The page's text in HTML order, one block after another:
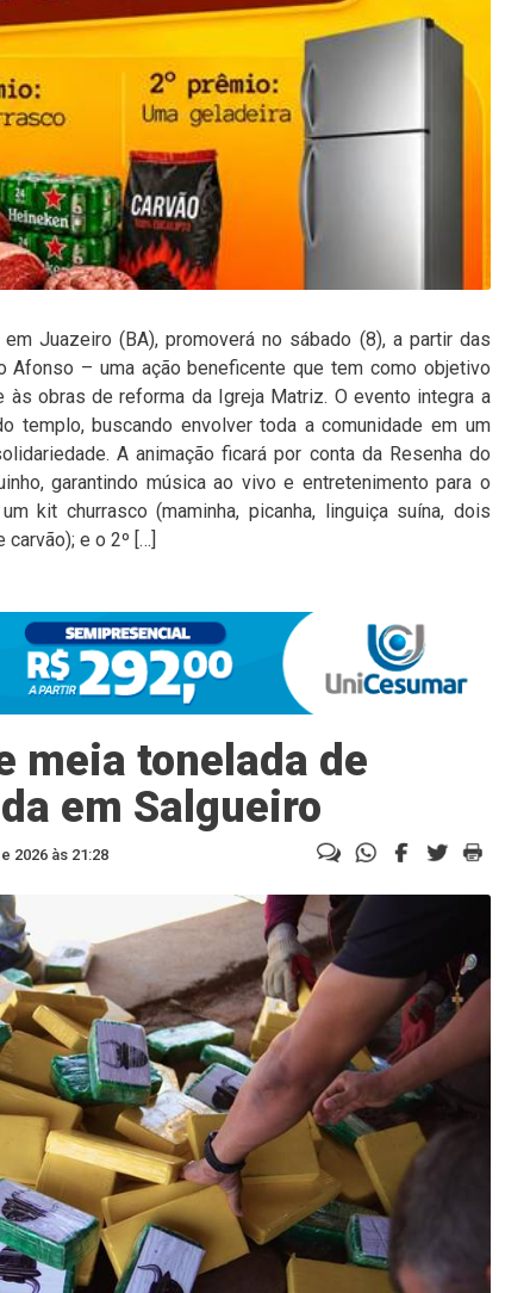
Juazeiro (BA), promoverá no sábado (8), a partir das
Afonso – uma ação beneficente que tem como objetivo
às obras de reforma da Igreja Matriz. O evento integra a
templo, buscando envolver toda a comunidade em um
A animação ficará por conta da Resenha do
garantindo música ao vivo e entretenimento para o
kit churrasco (maminha, picanha, linguiça suína, dois
e o 2º […]
meia tonelada de
em Salgueiro
2026 às 21:28